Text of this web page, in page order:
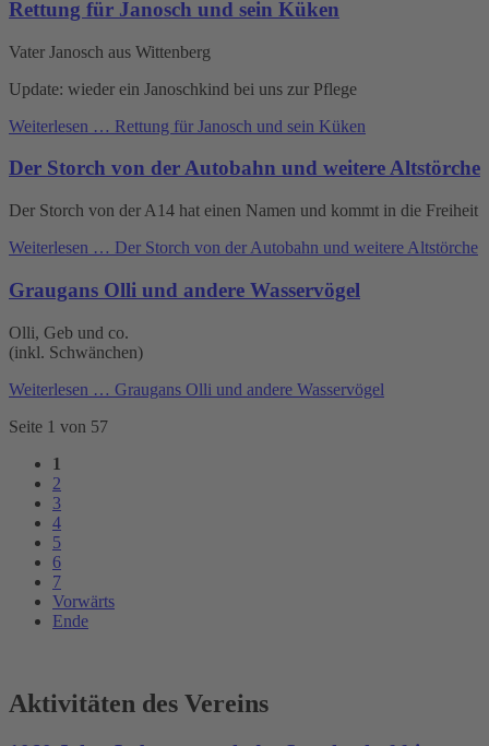
Rettung für Janosch und sein Küken
Vater Janosch aus Wittenberg
Update: wieder ein Janoschkind bei uns zur Pflege
Weiterlesen … Rettung für Janosch und sein Küken
Der Storch von der Autobahn und weitere Altstörche
Der Storch von der A14 hat einen Namen und kommt in die Freiheit
Weiterlesen … Der Storch von der Autobahn und weitere Altstörche
Graugans Olli und andere Wasservögel
Olli, Geb und co.
(inkl. Schwänchen)
Weiterlesen … Graugans Olli und andere Wasservögel
Seite 1 von 57
1
2
3
4
5
6
7
Vorwärts
Ende
Aktivitäten des Vereins